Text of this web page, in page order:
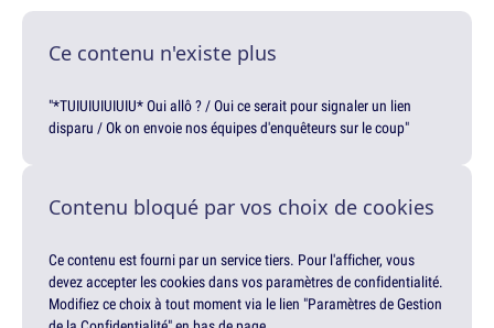
Ce contenu n'existe plus
"*TUIUIUIUIUIU* Oui allô ? / Oui ce serait pour signaler un lien
disparu / Ok on envoie nos équipes d'enquêteurs sur le coup"
Contenu bloqué par vos choix de cookies
Ce contenu est fourni par un service tiers. Pour l'afficher, vous
devez accepter les cookies dans vos paramètres de confidentialité.
Modifiez ce choix à tout moment via le lien "Paramètres de Gestion